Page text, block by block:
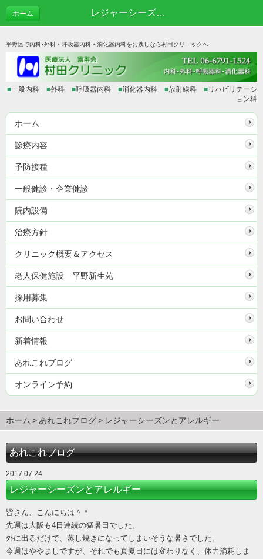
レジャーシーズンとアレルギー | あれこれブログ
ホーム
平野区で内科･外科・呼吸器内科・消化器内科をお捜しなら村田クリニックへ
■一般内科 ■外科 ■呼吸器内科 ■消化器内科 ■放射線科 ■リハビリテーシ
ョン科
ホーム
診療内容
予防接種
一般健診・企業健診
院内設備
治療方針
クリニック概要＆アクセス
老人保健施設 平野新生苑
採用募集
お問い合わせ
新着情報
あれこれブログ
オンライン予約
ホーム あれこれブログ レジャーシーズンとアレルギー
あれこれブログ
2017.07.24
レジャーシーズンとアレルギー
皆さん、こんにちは＾＾
先週は大阪も4日連続の猛暑日でした。
外に出るだけで、蒸し焼きになってしまいそうな暑さでした。
今週はややましですが、それでも真夏日には変わりなく、体力消耗しま